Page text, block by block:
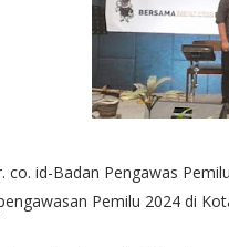
co. id-Badan Pengawas
Pemilu 2024 di